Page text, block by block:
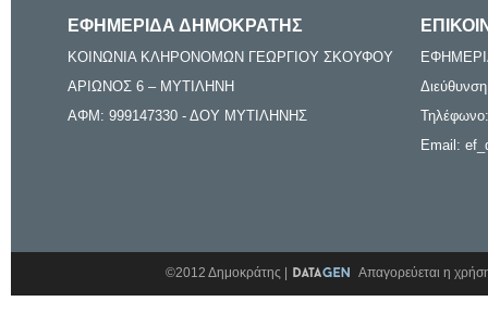
ΕΦΗΜΕΡΙΔΑ ΔΗΜΟΚΡΑΤΗΣ
ΚΟΙΝΩΝΙΑ ΚΛΗΡΟΝΟΜΩΝ ΓΕΩΡΓΙΟΥ ΣΚΟΥΦΟΥ
ΑΡΙΩΝΟΣ 6 – ΜΥΤΙΛΗΝΗ
ΑΦΜ: 999147330 - ΔΟΥ ΜΥΤΙΛΗΝΗΣ
Email:
©2012 Δημοκράτης | Απαγορεύεται η